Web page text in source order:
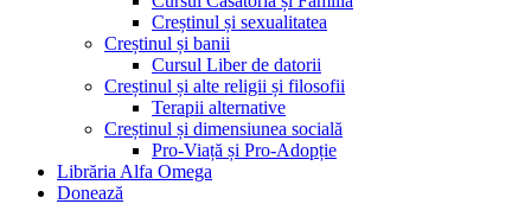
Creștinul și sexualitatea
Creștinul și banii
Cursul Liber de datorii
Creștinul și alte religii și filosofii
Terapii alternative
Creștinul și dimensiunea socială
Pro-Viață și Pro-Adopție
Librăria Alfa Omega
Donează